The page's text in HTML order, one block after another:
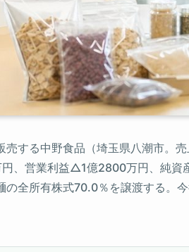
売する中野食品（埼玉県八潮市
、営業利益△1億2800万円、純
の全所有株式70.0％を譲渡する。